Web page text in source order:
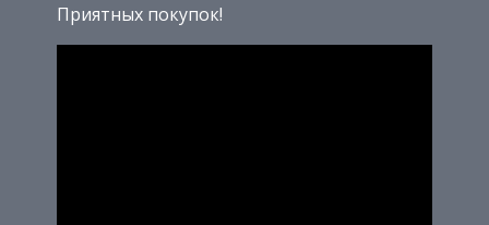
Приятных покупок!